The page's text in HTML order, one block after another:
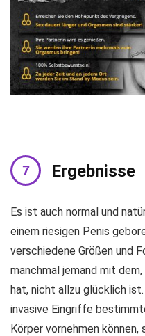
Ergebnisse
Es ist auch normal und
einem riesigen Penis
verschiedene Größen und
manchmal jemand mit
hat, nicht allzu glücklich
invasive Eingriffe
Körper vornehmen